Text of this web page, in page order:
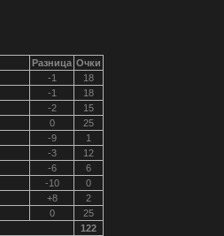
Разница Очки
-1
18
-1
18
-2
15
0
25
-9
1
-3
12
-6
6
-10
0
+8
2
0
25
122